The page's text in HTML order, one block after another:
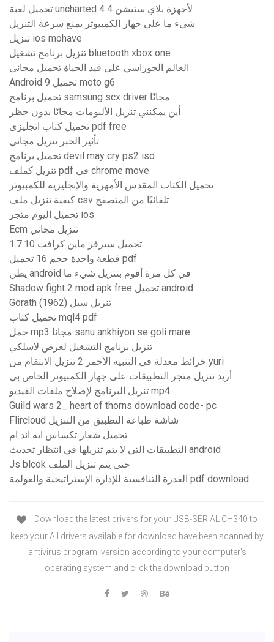
تحميل لعبة uncharted 4 لأجهزة بلاي ستيشن 4
شيء ما على جهاز الكمبيوتر يمنع سرعة التنزيل
تنزيل ios mohave
تنزيل برنامج تشغيل bluetooth xbox one
العالم الجوراسي على قيد الحياة تحميل مجاني
Android 9 تحميل moto g6
تحميل برنامج samsung scx driver مجانًا
أين يمكنني تنزيل الألبومات مجانًا بدون حظر
تحميل كتاب انجليزي pdf free
تأثير الحبر تنزيل مجاني
تحميل برنامج devil may cry ps2 iso
تنزيل كملف pdf في chrome move
تحميل الكتاب المقدس الأمهرية والإنجليزية للكمبيوتر
كيفية تنزيل ملف csv تلقائيًا من المتصفح
تحميل اليوم متجر ios
Ecm تنزيل مجاني
تحميل سيرفر ماين كرافت 1.7.10
قطعة واحدة حجم 16 تحميل pdf
يطن android في كل مرة أقوم بتنزيل شيء ما
Shadow fight 2 mod apk free تحميل android
Gorath (1962) تنزيل سيل
تحميل كتاب mql4 pdf
حمل mp3 مجانا sanu ankhiyon se goli mare
تنزيل برنامج التشغيل لعرض لاسلكي
خرائط معدلة في التنبيه الأحمر 2 تنزيل الانتقام من yuri
أريد تنزيل متجر التطبيقات على جهاز الكمبيوتر الخاص بي
تنزيل البرنامج لإصلاح ملفات الفيديو mp4
Guild wars 2_ heart of thorns download code- pc
Flircloud شاشة طباعة التطبيق من التنزيل
تحميل شعار تكساس ايه اند ام
التطبيقات التي لا يتم تنزيلها في انتظار تحديث android
Js blcok حتى يتم تنزيل الملف
القدرة التنافسية للإدارة الإستراتيجية والعولمة pdf download
Download the latest drivers for your USB-SERIAL CH340 to
keep your All drivers available for download have been scanned by
antivirus program. version according to your computer's
operating system and click the download button